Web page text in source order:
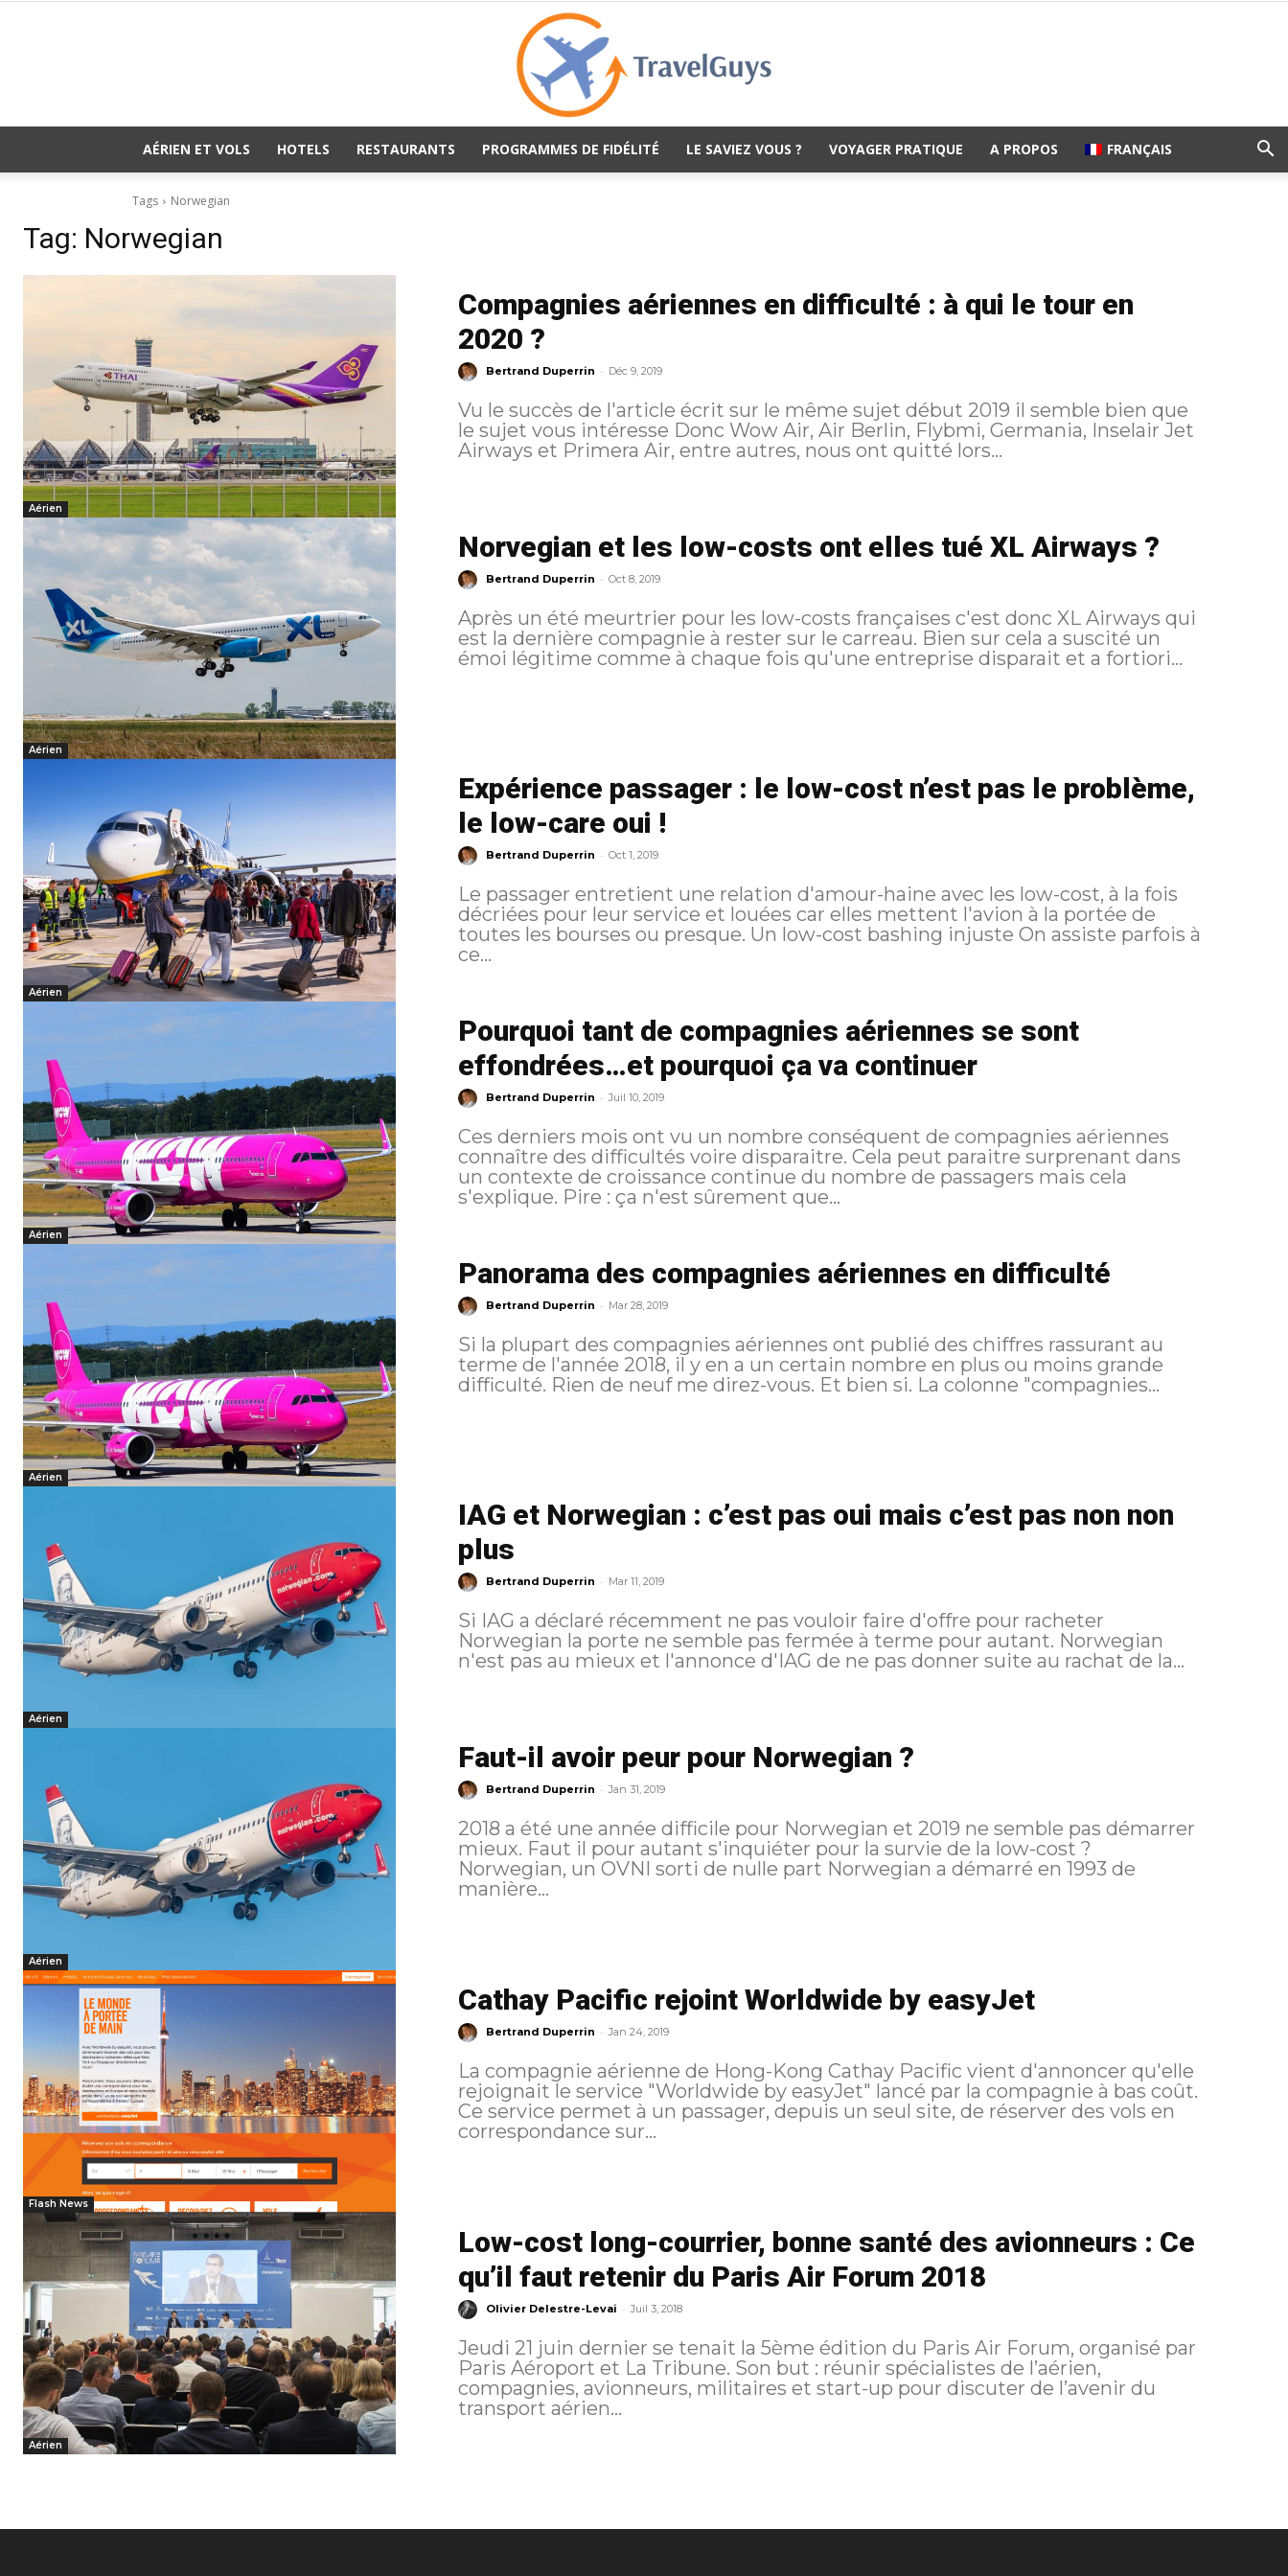
AÉRIEN ET VOLS HOTELS RESTAURANTS PROGRAMMES DE FIDÉLITÉ LE SAVIEZ VOUS ? VOYAGER PRATIQUE A PROPOS FRANÇAIS
Tags Norwegian
Tag: Norwegian
Aérien
Compagnies aériennes en difficulté : à qui le tour en
2020 ?
Bertrand Duperrin - Déc 9, 2019
Vu le succès de l'article écrit sur le même sujet début 2019 il semble bien que
le sujet vous intéresse Donc Wow Air, Air Berlin, Flybmi, Germania, Inselair Jet
Airways et Primera Air, entre autres, nous ont quitté lors...
Aérien
Norvegian et les low-costs ont elles tué XL Airways ?
Bertrand Duperrin - Oct 8, 2019
Après un été meurtrier pour les low-costs françaises c'est donc XL Airways qui
est la dernière compagnie à rester sur le carreau. Bien sur cela a suscité un
émoi légitime comme à chaque fois qu'une entreprise disparait et a fortiori...
Aérien
Expérience passager : le low-cost n’est pas le problème,
le low-care oui !
Bertrand Duperrin - Oct 1, 2019
Le passager entretient une relation d'amour-haine avec les low-cost, à la fois
décriées pour leur service et louées car elles mettent l'avion à la portée de
toutes les bourses ou presque. Un low-cost bashing injuste On assiste parfois à
ce...
Aérien
Pourquoi tant de compagnies aériennes se sont
effondrées…et pourquoi ça va continuer
Bertrand Duperrin - Juil 10, 2019
Ces derniers mois ont vu un nombre conséquent de compagnies aériennes
connaître des difficultés voire disparaitre. Cela peut paraitre surprenant dans
un contexte de croissance continue du nombre de passagers mais cela
s'explique. Pire : ça n'est sûrement que...
Aérien
Panorama des compagnies aériennes en difficulté
Bertrand Duperrin - Mar 28, 2019
Si la plupart des compagnies aériennes ont publié des chiffres rassurant au
terme de l'année 2018, il y en a un certain nombre en plus ou moins grande
difficulté. Rien de neuf me direz-vous. Et bien si. La colonne "compagnies...
Aérien
IAG et Norwegian : c’est pas oui mais c’est pas non non
plus
Bertrand Duperrin - Mar 11, 2019
Si IAG a déclaré récemment ne pas vouloir faire d'offre pour racheter
Norwegian la porte ne semble pas fermée à terme pour autant. Norwegian
n'est pas au mieux et l'annonce d'IAG de ne pas donner suite au rachat de la...
Aérien
Faut-il avoir peur pour Norwegian ?
Bertrand Duperrin - Jan 31, 2019
2018 a été une année difficile pour Norwegian et 2019 ne semble pas démarrer
mieux. Faut il pour autant s'inquiéter pour la survie de la low-cost ?
Norwegian, un OVNI sorti de nulle part Norwegian a démarré en 1993 de
manière...
Flash News
Cathay Pacific rejoint Worldwide by easyJet
Bertrand Duperrin - Jan 24, 2019
La compagnie aérienne de Hong-Kong Cathay Pacific vient d'annoncer qu'elle
rejoignait le service "Worldwide by easyJet" lancé par la compagnie à bas coût.
Ce service permet à un passager, depuis un seul site, de réserver des vols en
correspondance sur...
Aérien
Low-cost long-courrier, bonne santé des avionneurs : Ce
qu’il faut retenir du Paris Air Forum 2018
Olivier Delestre-Levai - Juil 3, 2018
Jeudi 21 juin dernier se tenait la 5ème édition du Paris Air Forum, organisé par
Paris Aéroport et La Tribune. Son but : réunir spécialistes de l’aérien,
compagnies, avionneurs, militaires et start-up pour discuter de l’avenir du
transport aérien...